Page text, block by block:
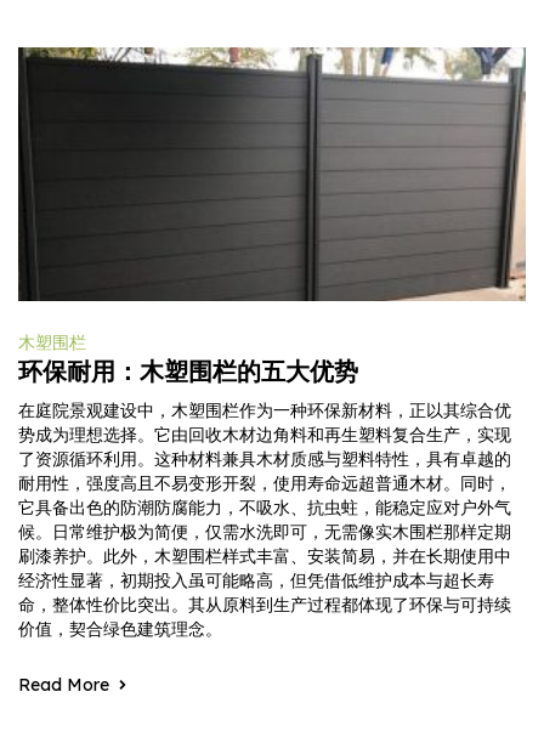
木塑围栏
环保耐用：木塑围栏的五大优势
在庭院景观建设中，木塑围栏作为一种环保新材料，正以其综合优
势成为理想选择。它由回收木材边角料和再生塑料复合生产，实现
了资源循环利用。这种材料兼具木材质感与塑料特性，具有卓越的
耐用性，强度高且不易变形开裂，使用寿命远超普通木材。同时，
它具备出色的防潮防腐能力，不吸水、抗虫蛀，能稳定应对户外气
候。日常维护极为简便，仅需水洗即可，无需像实木围栏那样定期
刷漆养护。此外，木塑围栏样式丰富、安装简易，并在长期使用中
经济性显著，初期投入虽可能略高，但凭借低维护成本与超长寿
命，整体性价比突出。其从原料到生产过程都体现了环保与可持续
价值，契合绿色建筑理念。
Read More